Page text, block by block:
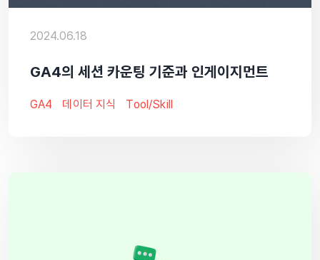
2024.06.18
GA4의 세션 카운팅 기준과 인게이지먼트
GA4 데이터 지식 Tool/skill